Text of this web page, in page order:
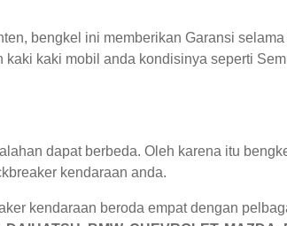
bengkel ini memberikan Garansi selama
kaki kaki mobil anda kondisinya seperti
dapat berbeda. Oleh karena itu
kendaraan anda.
kendaraan beroda empat dengan